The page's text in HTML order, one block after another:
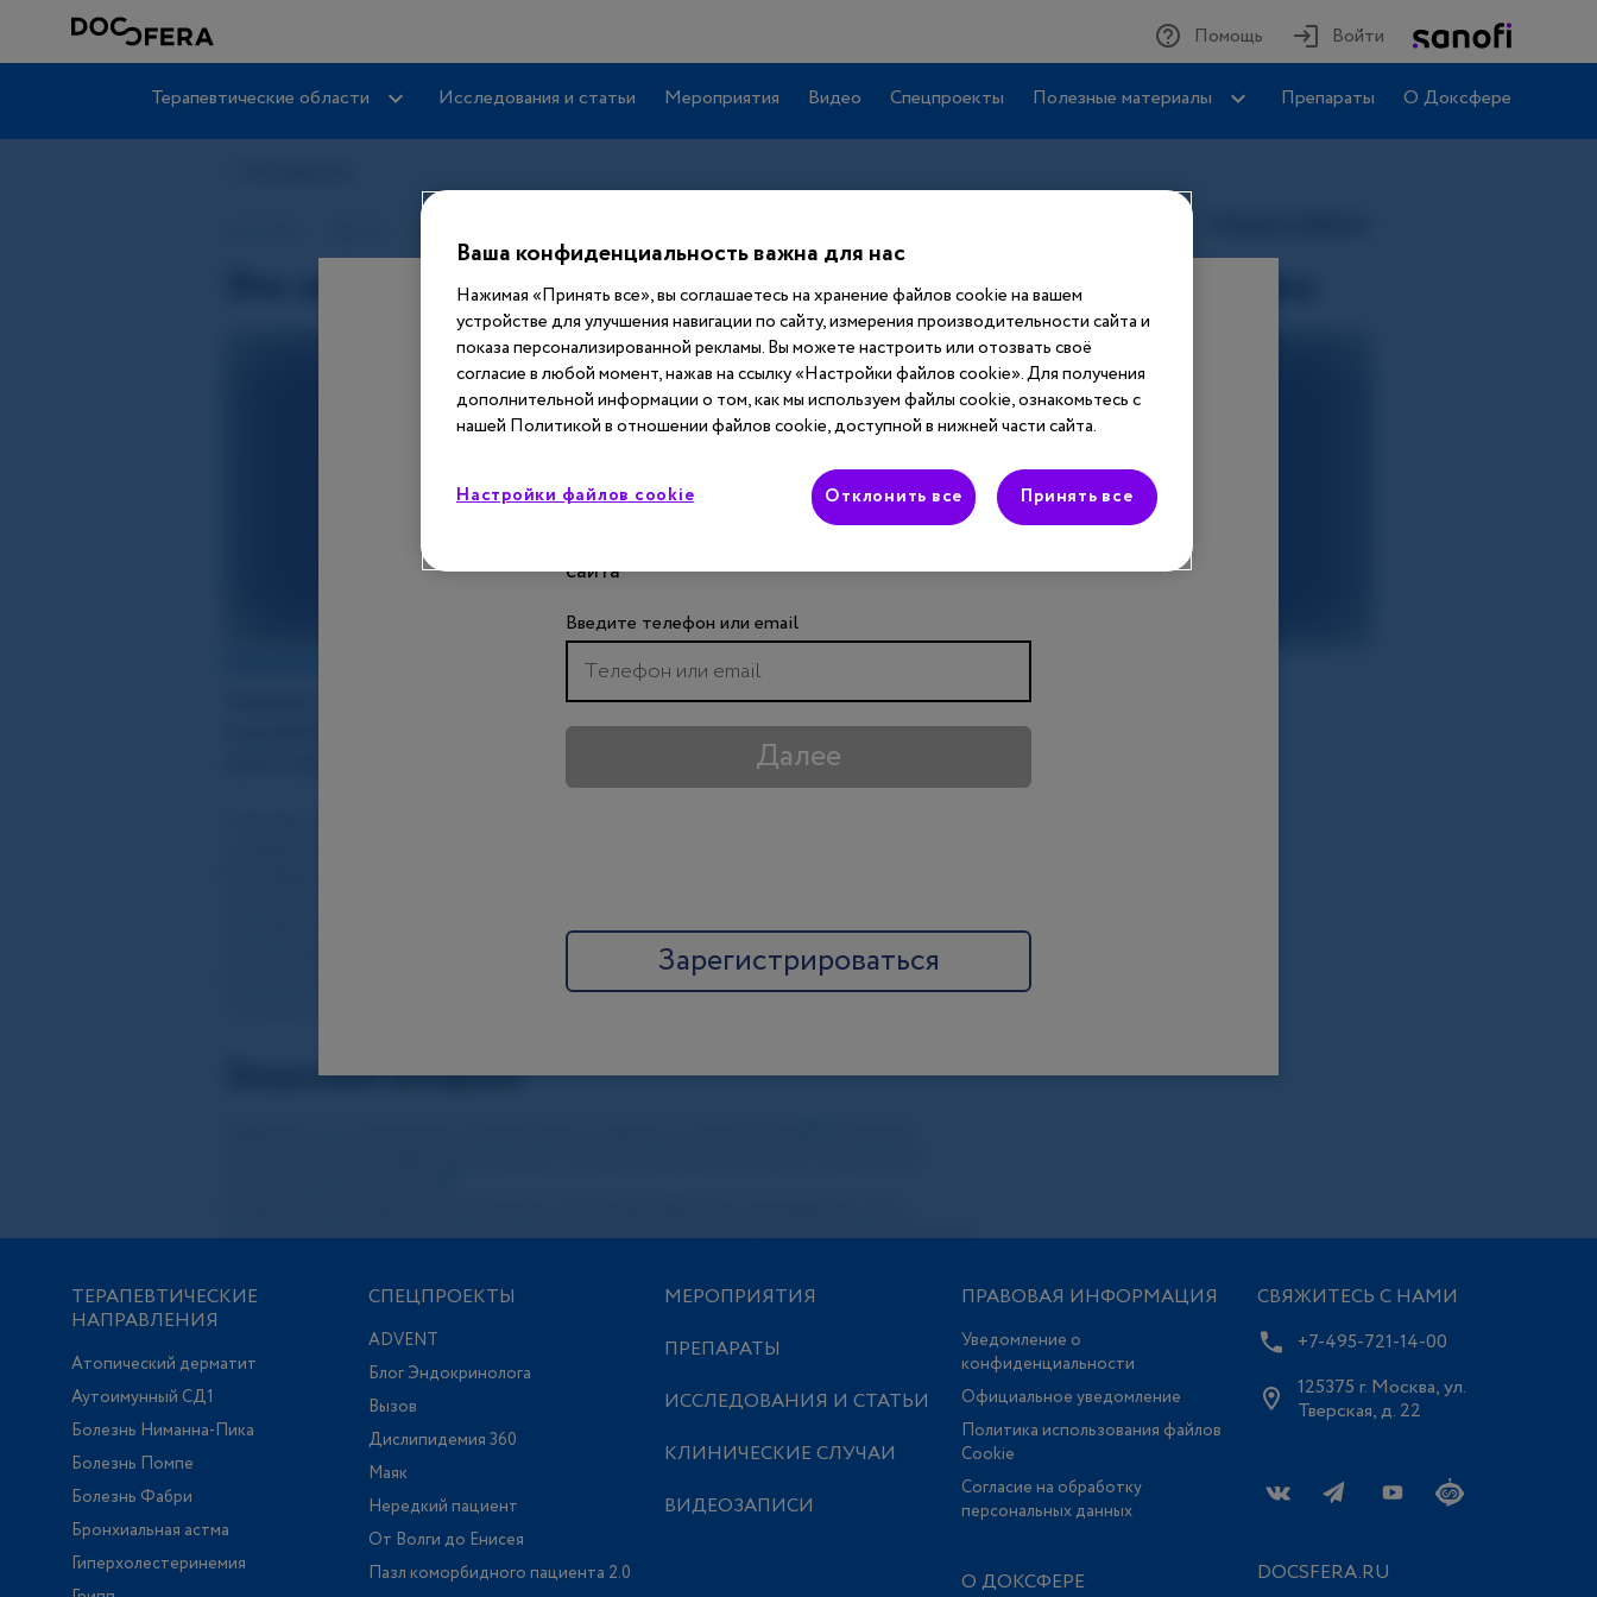
Помощь Войти
Терапевтические области Исследования и статьи Мероприятия Видео Спецпроекты Полезные материалы Препараты О Доксфере
Вход
Этот материал доступен только после
авторизации. Войдите или зарегистрируйтесь,
сайта
Введите телефон или email
Далее
Зарегистрироваться
ТЕРАПЕВТИЧЕСКИЕ
НАПРАВЛЕНИЯ
Атопический дерматит
Аутоимунный СД1
Болезнь Ниманна-Пика
Болезнь Помпе
Болезнь Фабри
Бронхиальная астма
Гиперхолестеринемия
СПЕЦПРОЕКТЫ
ADVENT
Блог Эндокринолога
Вызов
Дислипидемия 360
Маяк
Нередкий пациент
От Волги до Енисея
Пазл коморбидного пациента 2.0
МЕРОПРИЯТИЯ
ПРЕПАРАТЫ
ИССЛЕДОВАНИЯ И СТАТЬИ
КЛИНИЧЕСКИЕ СЛУЧАИ
ВИДЕОЗАПИСИ
ПРАВОВАЯ ИНФОРМАЦИЯ
Уведомление о
конфиденциальности
Официальное уведомление
Политика использования файлов
Сookie
Согласие на обработку
персональных данных
О ДОКСФЕРЕ
СВЯЖИТЕСЬ С НАМИ
+7-495-721-14-00
125375 г. Москва, ул.
Тверская, д. 22
DOCSFERA.RU
Ваша конфиденциальность важна для нас
Нажимая «Принять все», вы соглашаетесь на хранение файлов cookie на вашем
устройстве для улучшения навигации по сайту, измерения производительности сайта и
показа персонализированной рекламы. Вы можете настроить или отозвать своё
согласие в любой момент, нажав на ссылку «Настройки файлов cookie». Для получения
дополнительной информации о том, как мы используем файлы cookie, ознакомьтесь с
нашей Политикой в отношении файлов cookie, доступной в нижней части сайта.
Настройки файлов cookie Отклонить все Принять все